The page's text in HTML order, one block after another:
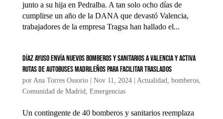
junto a su hija en Pedralba. A tan solo ocho días de
cumplirse un año de la DANA que devastó Valencia,
trabajadores de la empresa Tragsa han hallado el...
Díaz Ayuso envía nuevos bomberos y sanitarios a Valencia y activa
rutas de autobuses madrileños para facilitar traslados
por Ana Torres Ossorio| Nov 11, 2024| Actualidad, bomberos,
Comunidad de Madrid, Emergencias
Un contingente de 40 bomberos y sanitarios reemplaza